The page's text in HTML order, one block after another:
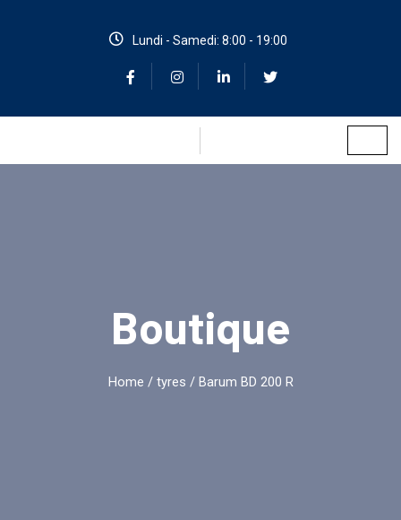
Lundi - Samedi: 8:00 - 19:00
Boutique
Home / tyres / Barum BD 200 R